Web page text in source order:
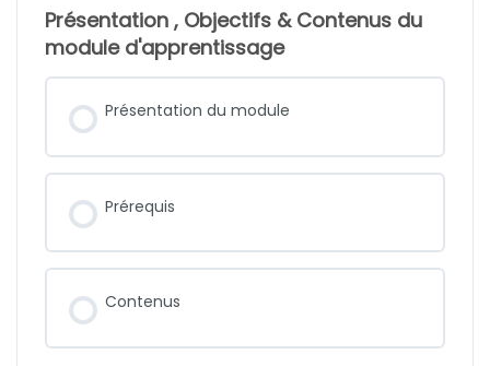
Présentation , Objectifs & Contenus du
module d'apprentissage
Présentation du module
Prérequis
Contenus